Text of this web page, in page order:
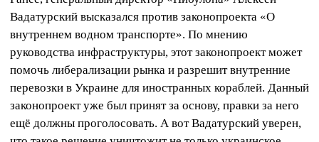
Вадатурский высказался против законопроекта «О
внутреннем водном транспорте». По мнению
руководства инфраструктуры, этот законопроект может
помочь либерализации рынка и разрешит внутренние
перевозки в Украине для иностранных кораблей. Данный
законопроект уже был принят за основу, правки за него
ещё должны проголосовать. А вот Вадатурский уверен,